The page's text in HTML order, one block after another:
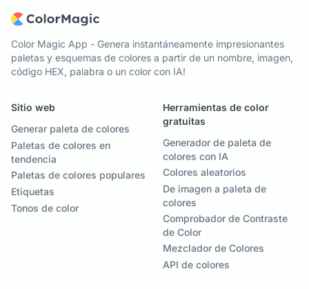
Color Magic App - Genera instantáneamente impresionantes
paletas y esquemas de colores a partir de un nombre, imagen,
código HEX, palabra o un color con IA!
Sitio web
Generar paleta de colores
Paletas de colores en
tendencia
Paletas de colores populares
Etiquetas
Tonos de color
Herramientas de color
gratuitas
Generador de paleta de
colores con IA
Colores aleatorios
De imagen a paleta de
colores
Comprobador de Contraste
de Color
Mezclador de Colores
API de colores